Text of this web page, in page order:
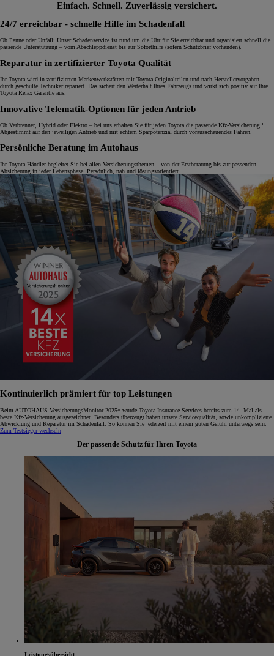
Einfach. Schnell. Zuverlässig versichert.
24/7 erreichbar - schnelle Hilfe im Schadenfall
Ob Panne oder Unfall: Unser Schadenservice ist rund um die Uhr für Sie erreichbar und organisiert schnell die
passende Unterstützung – vom Abschleppdienst bis zur Soforthilfe (sofern Schutzbrief vorhanden).
Reparatur in zertifizierter Toyota Qualität
Ihr Toyota wird in zertifizierten Markenwerkstätten mit Toyota Originalteilen und nach Herstellervorgaben
durch geschulte Techniker repariert. Das sichert den Werterhalt Ihres Fahrzeugs und wirkt sich positiv auf Ihre
Toyota Relax Garantie aus.
Innovative Telematik-Optionen für jeden Antrieb
Ob Verbrenner, Hybrid oder Elektro – bei uns erhalten Sie für jeden Toyota die passende Kfz-Versicherung.¹
Abgestimmt auf den jeweiligen Antrieb und mit echtem Sparpotenzial durch vorausschauendes Fahren.
Persönliche Beratung im Autohaus
Ihr Toyota Händler begleitet Sie bei allen Versicherungsthemen – von der Erstberatung bis zur passenden
Absicherung in jeder Lebensphase. Persönlich, nah und lösungsorientiert.
Kontinuierlich prämiert für top Leistungen
Beim AUTOHAUS VersicherungsMonitor 2025* wurde Toyota Insurance Services bereits zum 14. Mal als
beste Kfz-Versicherung ausgezeichnet. Besonders überzeugt haben unsere Servicequalität, sowie unkomplizierte
Abwicklung und Reparatur im Schadenfall. So können Sie jederzeit mit einem guten Gefühl unterwegs sein.
Zum Testsieger wechseln
Der passende Schutz für Ihren Toyota
Leistungsübersicht